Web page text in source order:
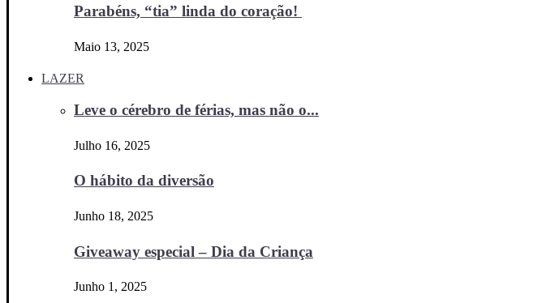
Parabéns, “tia” linda do coração!
Maio 13, 2025
LAZER
Leve o cérebro de férias, mas não o...
Julho 16, 2025
O hábito da diversão
Junho 18, 2025
Giveaway especial – Dia da Criança
Junho 1, 2025